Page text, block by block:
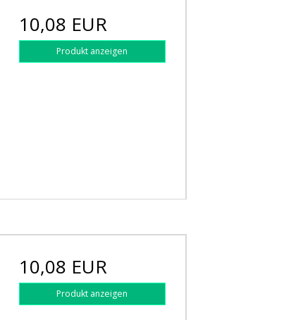
10,08 EUR
Produkt anzeigen
10,08 EUR
Produkt anzeigen